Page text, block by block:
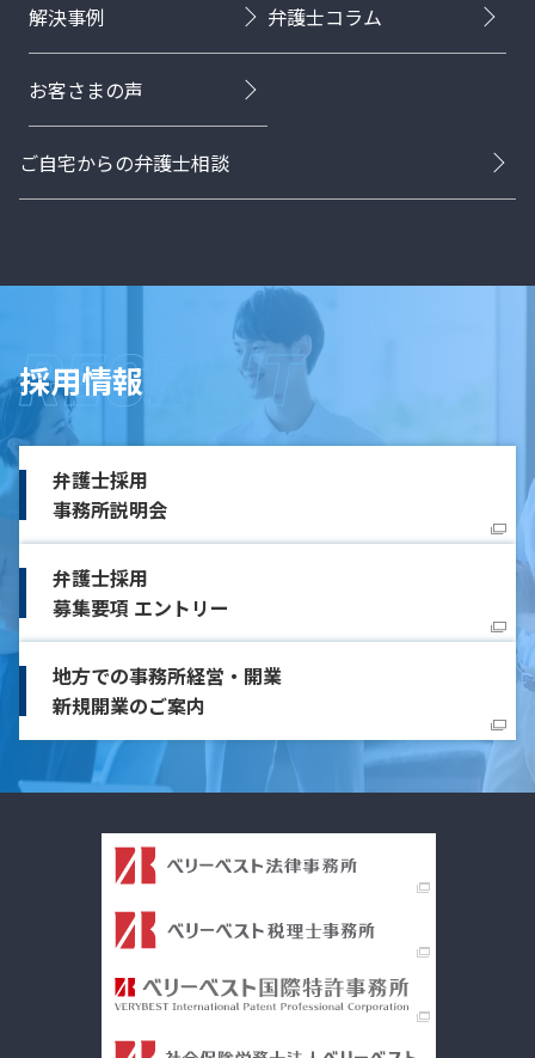
解決事例 弁護士コラム
お客さまの声
ご自宅からの弁護士相談
採用情報
弁護士採用
事務所説明会
弁護士採用
募集要項 エントリー
地方での事務所経営・開業
新規開業のご案内